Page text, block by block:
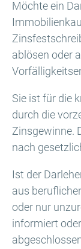
Möchte ein
ablösen oder
Sie ist für die
durch die
Zinsgewinne.
nach
Ist der
aus
oder nur
informiert